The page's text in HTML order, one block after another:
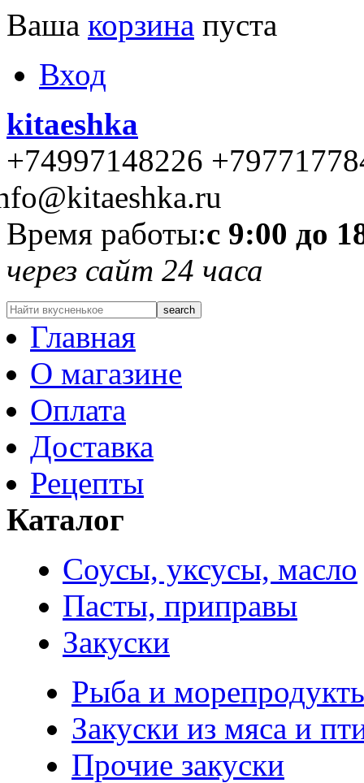
Ваша корзина пуста
Вход
kitaeshka
+74997148226
Время работы:с 9:00 до
через сайт 24 часа
Главная
О магазине
Оплата
Доставка
Рецепты
Каталог
Соусы, уксусы, масло
Пасты, приправы
Закуски
Рыба и
Закуски из мяса и
Прочие закуски